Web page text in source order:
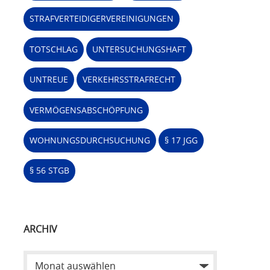
STRAFVERTEIDIGERVEREINIGUNGEN
TOTSCHLAG UNTERSUCHUNGSHAFT
UNTREUE VERKEHRSSTRAFRECHT
VERMÖGENSABSCHÖPFUNG
WOHNUNGSDURCHSUCHUNG § 17 JGG
§ 56 STGB
ARCHIV